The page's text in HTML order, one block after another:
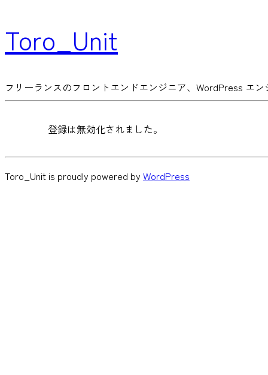
Toro_Unit
フリーランスのフロントエンドエンジニア、WordPress エ
登録は無効化されました。
Toro_Unit is proudly powered by WordPress